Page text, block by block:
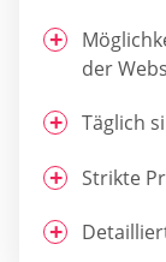
der
Täglich
Strikte